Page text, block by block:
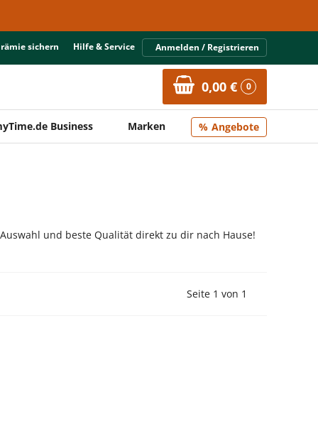
sichern Hilfe & Service Anmelden / Registrieren
0,00 € 0
Business Marken Angebote
und beste Qualität direkt zu dir nach Hause!
Vorherige Seite
Seite 1 von 1